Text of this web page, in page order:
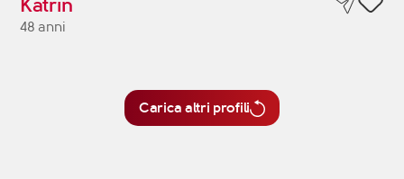
Katrin
48 anni
Carica altri profili